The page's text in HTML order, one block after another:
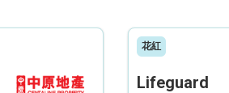
花紅
Lifeguard